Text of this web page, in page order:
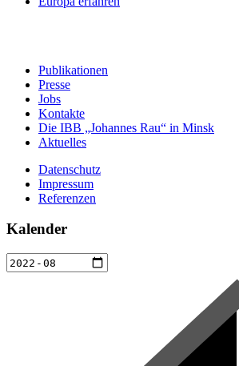
Publikationen
Presse
Jobs
Kontakte
Die IBB „Johannes Rau“ in Minsk
Aktuelles
Datenschutz
Impressum
Referenzen
Kalender